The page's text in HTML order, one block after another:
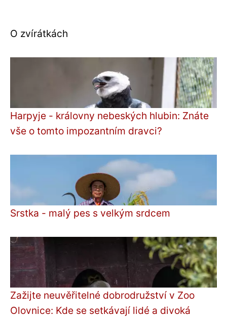
O zvírátkách
Harpyje - královny nebeských hlubin: Znáte
vše o tomto impozantním dravci?
Srstka - malý pes s velkým srdcem
Zažijte neuvěřitelné dobrodružství v Zoo
Olovnice: Kde se setkávají lidé a divoká